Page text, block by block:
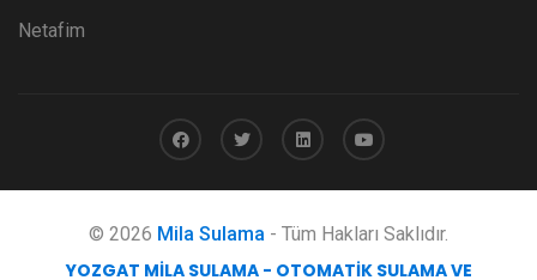
Netafim
© 2026 Mila Sulama - Tüm Hakları Saklıdır.
YOZGAT MILA SULAMA - OTOMATIK SULAMA VE